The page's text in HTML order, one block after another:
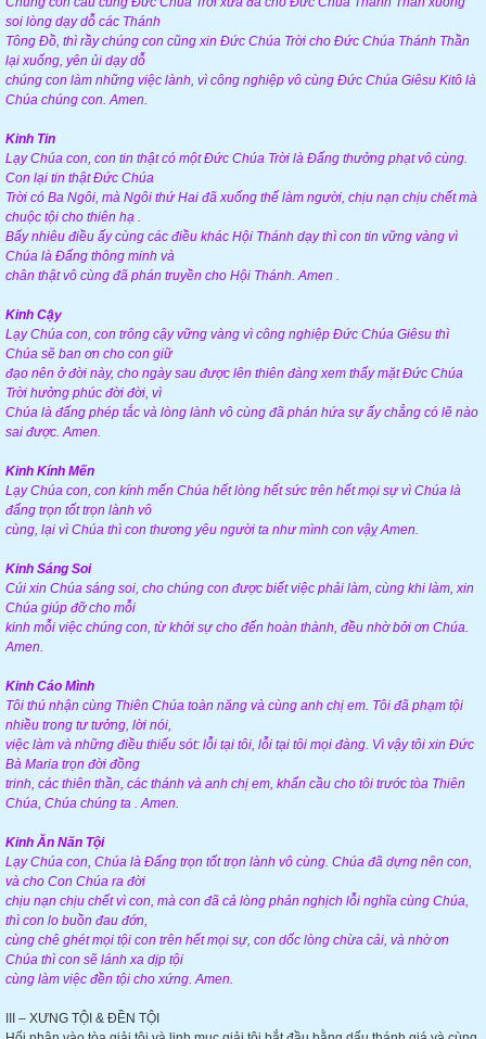
soi lòng dạy dỗ các Thánh
Tông Đồ, thì rầy chúng con cũng xin Đức Chúa Trời cho Đức Chúa Thánh Thần
lại xuống, yên ủi dạy dỗ
chúng con làm những việc lành, vì công nghiệp vô cùng Đức Chúa Giêsu Kitô là
Chúa chúng con. Amen.
Kinh Tin
Lạy Chúa con, con tin thật có một Đức Chúa Trời là Đấng thưởng phạt vô cùng.
Con lại tin thật Đức Chúa
Trời có Ba Ngôi, mà Ngôi thứ Hai đã xuống thế làm người, chịu nạn chịu chết mà
chuộc tội cho thiên hạ .
Bấy nhiêu điều ấy cùng các điều khác Hội Thánh dạy thì con tin vững vàng vì
Chúa là Đấng thông minh và
chân thật vô cùng đã phán truyền cho Hội Thánh. Amen .
Kinh Cậy
Lạy Chúa con, con trông cậy vững vàng vì công nghiệp Đức Chúa Giêsu thì
Chúa sẽ ban ơn cho con giữ
đạo nên ở đời này, cho ngày sau được lên thiên đàng xem thấy mặt Đức Chúa
Trời hưởng phúc đời đời, vì
Chúa là đấng phép tắc và lòng lành vô cùng đã phán hứa sự ấy chẳng có lẽ nào
sai được. Amen.
Kinh Kính Mến
Lạy Chúa con, con kính mến Chúa hết lòng hết sức trên hết mọi sự vì Chúa là
đấng trọn tốt trọn lành vô
cùng, lại vì Chúa thì con thương yêu người ta như mình con vậỵ Amen.
Kinh Sáng Soi
Cúi xin Chúa sáng soi, cho chúng con được biết việc phải làm, cùng khi làm, xin
Chúa giúp đỡ cho mỗi
kinh mỗi việc chúng con, từ khởi sự cho đến hoàn thành, đều nhờ bởi ơn Chúa.
Amen.
Kinh Cáo Mình
Tôi thú nhận cùng Thiên Chúa toàn năng và cùng anh chị em. Tôi đã phạm tội
nhiều trong tư tưởng, lời nói,
việc làm và những điều thiếu sót: lỗi tại tôi, lỗi tại tôi mọi đàng. Vì vậy tôi xin Đức
Bà Maria trọn đời đồng
trinh, các thiên thần, các thánh và anh chị em, khẩn cầu cho tôi trước tòa Thiên
Chúa, Chúa chúng ta . Amen.
Kinh Ăn Năn Tội
Lạy Chúa con, Chúa là Đấng trọn tốt trọn lành vô cùng. Chúa đã dựng nên con,
và cho Con Chúa ra đời
chịu nạn chịu chết vì con, mà con đã cả lòng phản nghịch lỗi nghĩa cùng Chúa,
thì con lo buồn đau đớn,
cùng chê ghét mọi tội con trên hết mọi sự, con dốc lòng chừa cải, và nhờ ơn
Chúa thì con sẽ lánh xa dịp tội
cùng làm việc đền tội cho xứng. Amen.
III – XƯNG TỘI & ĐỀN TỘI